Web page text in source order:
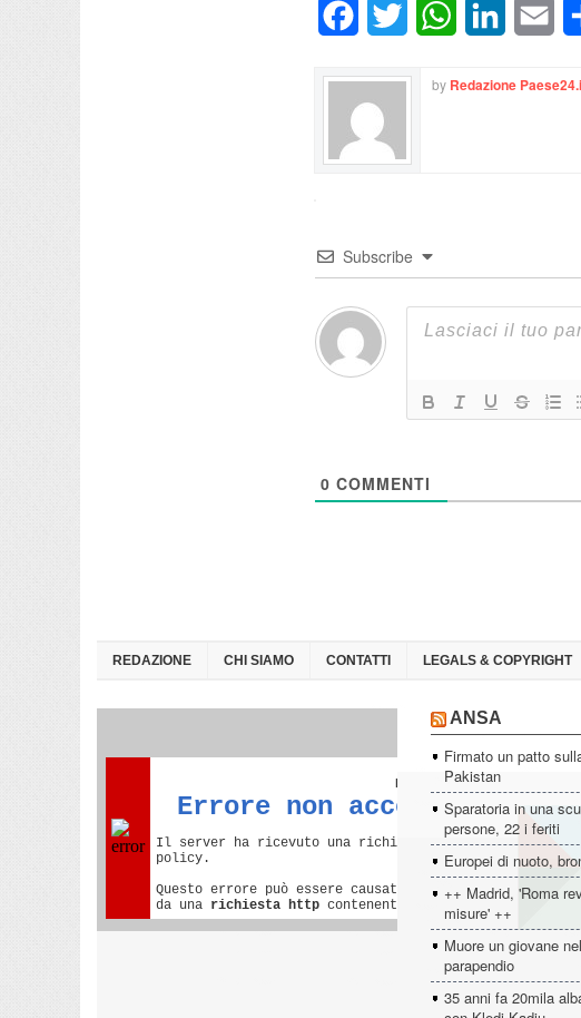
FacebookTwitter WhatsAppLinkedIn
by Redazione
Subscribe
0 COMMENTI
REDAZIONE CHI SIAMO CONTATTI LEGALS & COPYRIGHT
ANSA
Firmato un patto
Pakistan
Sparatoria in una
persone, 22 i feriti
Europei di nuoto,
++ Madrid, 'Roma
misure' ++
Muore un giovane
parapendio
35 anni fa 20mila